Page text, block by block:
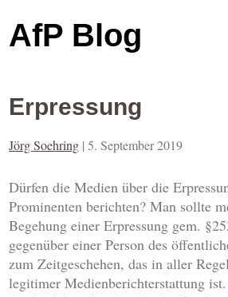
AfP Blog
Erpressung
Jörg Soehring |5. September 2019
Dürfen die Medien über die
Prominenten berichten? Man sollte
Begehung einer Erpressung gem.
gegenüber einer Person des
zum Zeitgeschehen, das in aller
legitimer Medienberichterstattung